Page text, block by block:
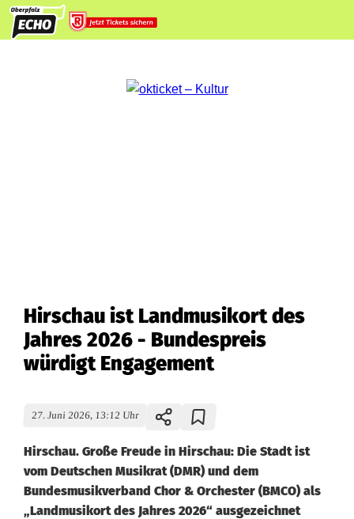
Hirschau ist Landmusikort des
Jahres 2026 - Bundespreis
würdigt Engagement
27. Juni 2026, 13:12 Uhr
Hirschau. Große Freude in Hirschau: Die Stadt ist
vom Deutschen Musikrat (DMR) und dem
Bundesmusikverband Chor & Orchester (BMCO) als
„Landmusikort des Jahres 2026“ ausgezeichnet